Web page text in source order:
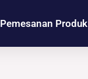
Pemesanan Produk